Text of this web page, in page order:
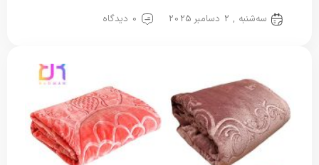
سه‌شنبه , 2 دسامبر 2025 0 دیدگاه